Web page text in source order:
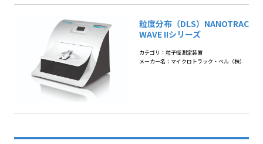
粒度分布（DLS）NANOTRAC
WAVE IIシリーズ
カテゴリ：粒子径測定装置
メーカー名：マイクロトラック・ベル（株）